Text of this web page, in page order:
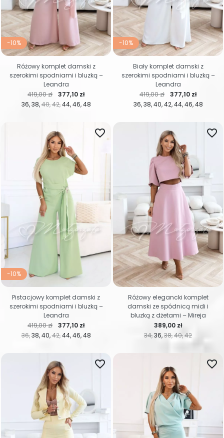
-10%
36 38 40 42 44 46 48
Cena regularna
419,00 zł Cena
377,10 zł
Różowy komplet damski z
szerokimi spodniami i bluzką –
Leandra
-10%
36 38 40 42 44 46 48
Cena regularna
419,00 zł Cena
377,10 zł
Biały komplet damski z
szerokimi spodniami i bluzką –
Leandra
-10%
36 38 40 42 44 46 48
favorite_border
Cena regularna
419,00 zł Cena
377,10 zł
Pistacjowy komplet damski z
szerokimi spodniami i bluzką –
Leandra
34 36 38 40 42
favorite_border
Cena
389,00 zł
Różowy elegancki komplet
damski ze spódnicą midi i
bluzką z dżetami – Mireja
favorite_border favorite_border